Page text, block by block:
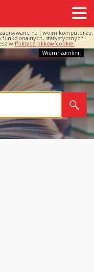
na Twoim komputerze.
statystycznych i
w Polityce plików cookie.
Wiem, zamknij